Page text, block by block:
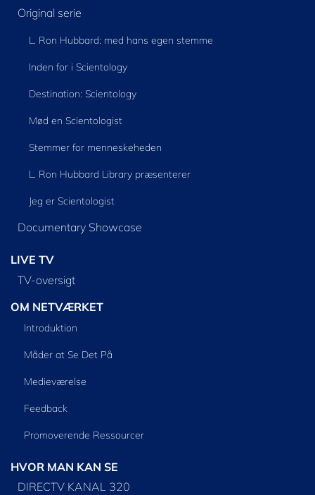
Original serie
L. Ron Hubbard: med hans egen stemme
Inden for i Scientology
Destination: Scientology
Mød en Scientologist
Stemmer for menneskeheden
L. Ron Hubbard Library præsenterer
Jeg er Scientologist
Documentary Showcase
LIVE TV
TV-oversigt
OM NETVÆRKET
Introduktion
Måder at Se Det På
Medieværelse
Feedback
Promoverende Ressourcer
HVOR MAN KAN SE
DIRECTV KANAL 320